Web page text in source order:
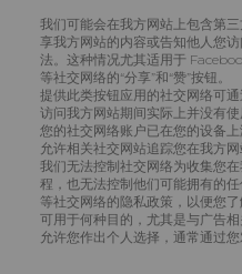
我们可能会在我方网站上包含第
享我方网站的内容或告知他人您
法。这种情况尤其适用于
等社交网络的“分享”和“赞”按钮。
提供此类按钮应用的社交网络可
访问我方网站期间实际上并没有
您的社交网络账户已在您的设备
允许相关社交网站追踪您在我方网
我们无法控制社交网络为收集您
程，也无法控制他们可能拥有的
等社交网络的隐私政策，以便您
可用于何种目的，尤其是与广告
允许您作出个人选择，通常通过